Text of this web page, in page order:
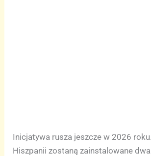
Inicjatywa rusza jeszcze w 2026
Hiszpanii zostaną zainstalowane